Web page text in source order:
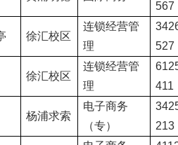
567
徐汇校区
连锁经营管
理
527
徐汇校区
连锁经营管
理
411
杨浦求索
电子商务
（专）
213